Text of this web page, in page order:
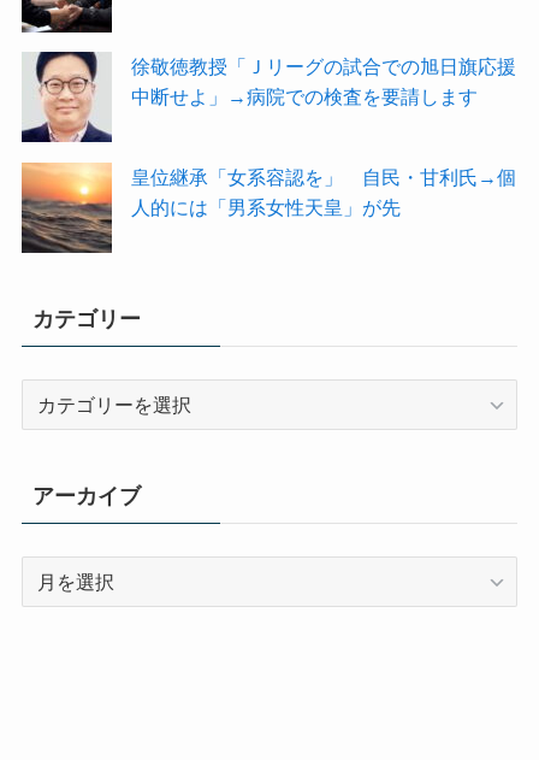
徐敬徳教授「Ｊリーグの試合での旭日旗応援
中断せよ」→病院での検査を要請します
皇位継承「女系容認を」 自民・甘利氏→個
人的には「男系女性天皇」が先
カテゴリー
リ
ー
アーカイブ